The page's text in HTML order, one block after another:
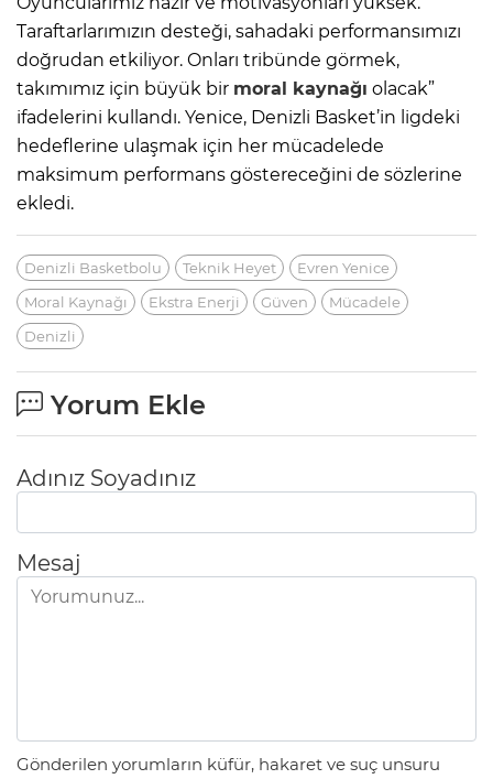
Taraftarlarımızın desteği, sahadaki performansımızı
doğrudan etkiliyor. Onları tribünde görmek,
takımımız için büyük bir moral kaynağı olacak”
ifadelerini kullandı. Yenice, Denizli Basket’in ligdeki
hedeflerine ulaşmak için her mücadelede
maksimum performans göstereceğini de sözlerine
ekledi.
Denizli Basketbolu Teknik Heyet
Evren Yenice
Moral Kaynağı
Ekstra Enerji Güven
Mücadele
Denizli
Yorum Ekle
Adınız Soyadınız
Mesaj
Gönderilen yorumların küfür, hakaret ve suç unsuru